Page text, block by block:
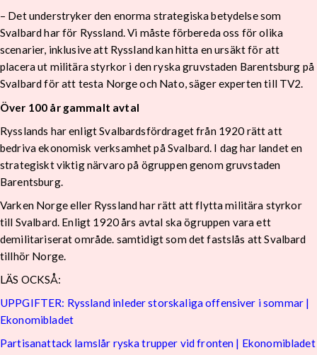
– Det understryker den enorma strategiska betydelse som
Svalbard har för Ryssland. Vi måste förbereda oss för olika
scenarier, inklusive att Ryssland kan hitta en ursäkt för att
placera ut militära styrkor i den ryska gruvstaden Barentsburg på
Svalbard för att testa Norge och Nato, säger experten till TV2.
Över 100 år gammalt avtal
Rysslands har enligt Svalbardsfördraget från 1920 rätt att
bedriva ekonomisk verksamhet på Svalbard. I dag har landet en
strategiskt viktig närvaro på ögruppen genom gruvstaden
Barentsburg.
Varken Norge eller Ryssland har rätt att flytta militära styrkor
till Svalbard. Enligt 1920 års avtal ska ögruppen vara ett
demilitariserat område. samtidigt som det fastslås att Svalbard
tillhör Norge.
LÄS OCKSÅ:
UPPGIFTER: Ryssland inleder storskaliga offensiver i sommar |
Ekonomibladet
Partisanattack lamslår ryska trupper vid fronten | Ekonomibladet